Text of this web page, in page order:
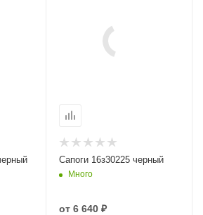
Сапоги 16з30225 черный
Много
от 6 640 ₽